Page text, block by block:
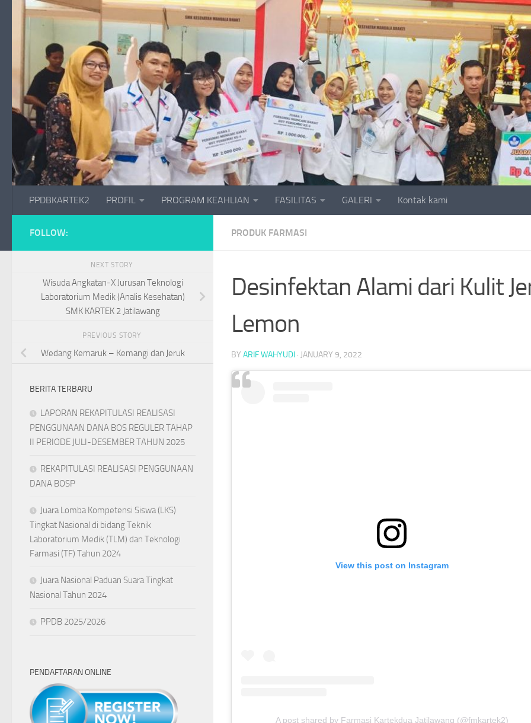
Skip to content
PPDBKARTEK2 PROFIL PROGRAM KEAHLIAN FASILITAS GALERI Kontak kami
PRODUK FARMASI
Desinfektan Alami dari Kulit
Lemon
BY ARIF WAHYUDI · JANUARY 9, 2022
View this post on Instagram
A post shared by Farmasi Kartekdua Jatilawang (@fmkartek2)
FOLLOW:
NEXT STORY
Wisuda Angkatan-X Jurusan Teknologi
Laboratorium Medik (Analis Kesehatan)
SMK KARTEK 2 Jatilawang
PREVIOUS STORY
Wedang Kemaruk – Kemangi dan Jeruk
BERITA TERBARU
LAPORAN REKAPITULASI REALISASI
PENGGUNAAN DANA BOS REGULER TAHAP
II PERIODE JULI-DESEMBER TAHUN 2025
REKAPITULASI REALISASI PENGGUNAAN
DANA BOSP
Juara Lomba Kompetensi Siswa (LKS)
Tingkat Nasional di bidang Teknik
Laboratorium Medik (TLM) dan Teknologi
Farmasi (TF) Tahun 2024
Juara Nasional Paduan Suara Tingkat
Nasional Tahun 2024
PPDB 2025/2026
PENDAFTARAN ONLINE